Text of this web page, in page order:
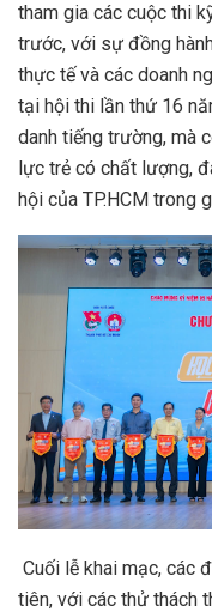
tham gia các cuộc thi
trước, với sự đồng
thực tế và các doanh
tại hội thi lần thứ 16
danh tiếng trường, mà
lực trẻ có chất lượng,
hội của TP.HCM trong
Cuối lễ khai mạc, các
tiên, với các thử thách